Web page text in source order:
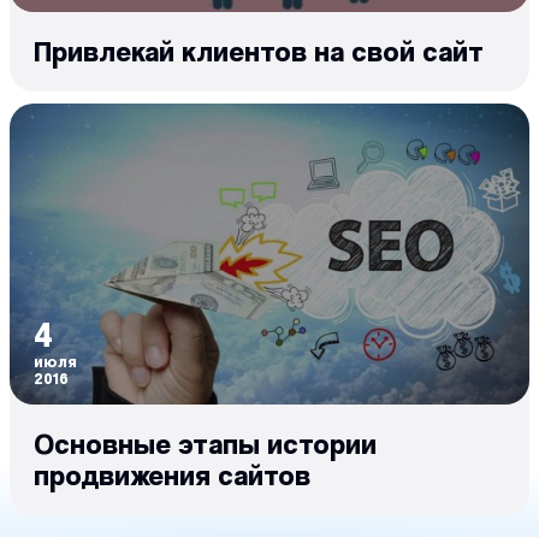
Привлекай клиентов на свой сайт
4
июля
2016
Основные этапы истории
продвижения сайтов